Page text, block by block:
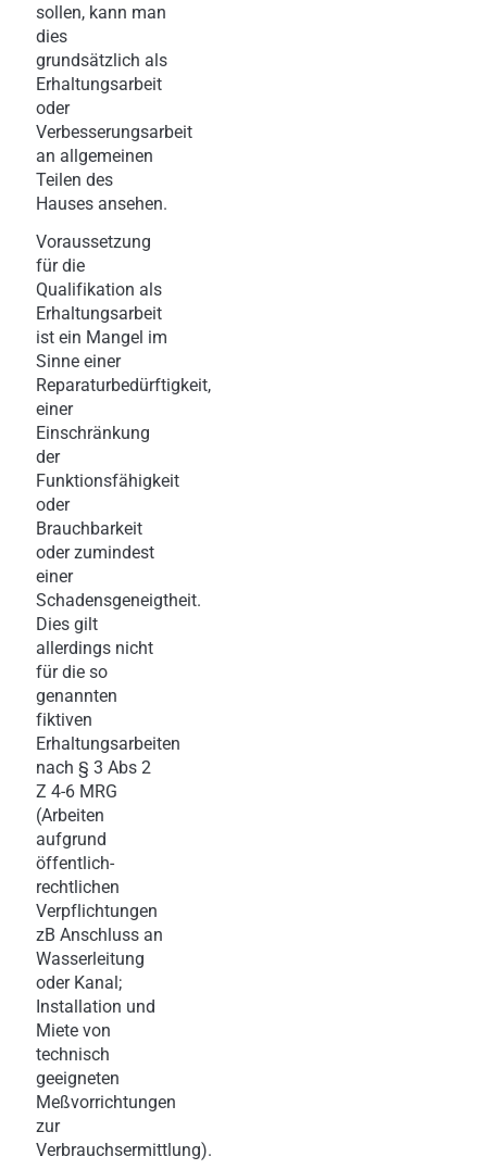
sollen, kann man
dies
grundsätzlich als
Erhaltungsarbeit
oder
Verbesserungsarbeit
an allgemeinen
Teilen des
Hauses ansehen.
Voraussetzung
für die
Qualifikation als
Erhaltungsarbeit
ist ein Mangel im
Sinne einer
Reparaturbedürftigkeit,
einer
Einschränkung
der
Funktionsfähigkeit
oder
Brauchbarkeit
oder zumindest
einer
Schadensgeneigtheit.
Dies gilt
allerdings nicht
für die so
genannten
fiktiven
Erhaltungsarbeiten
nach § 3 Abs 2
Z 4-6 MRG
(Arbeiten
aufgrund
öffentlich-
rechtlichen
Verpflichtungen
zB Anschluss an
Wasserleitung
oder Kanal;
Installation und
Miete von
technisch
geeigneten
Meßvorrichtungen
zur
Verbrauchsermittlung).